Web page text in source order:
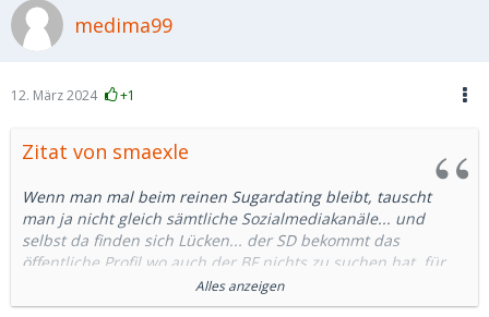
medima99
12. März 2024 +1
Zitat von smaexle
Wenn man mal beim reinen Sugardating bleibt, tauscht
man ja nicht gleich sämtliche Sozialmediakanäle... und
selbst da finden sich Lücken... der SD bekommt das
öffentliche Profil wo auch der BF nichts zu suchen hat, für
die privaten Sachen gibts dann ja oft noch ein zweites
Profil...
Alles anzeigen